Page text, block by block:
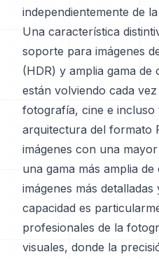
independientemente de
Una característica
soporte para imágenes
(HDR) y amplia gama de
están volviendo cada
fotografía, cine e incluso
arquitectura del formato
imágenes con una
una gama más amplia
imágenes más detalladas
capacidad es
profesionales de la
visuales, donde la